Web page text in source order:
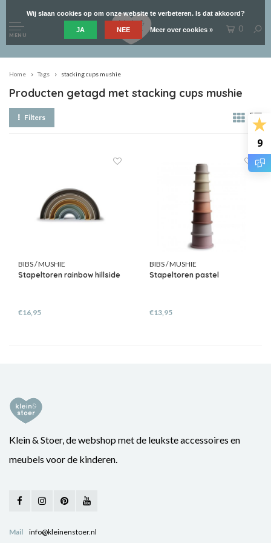
9
MENU
0
Home Tags stacking cups mushie
Producten getagd met stacking cups mushie
Filters
BIBS / MUSHIE
Stapeltoren rainbow hillside
€16,95
BIBS / MUSHIE
Stapeltoren pastel
€13,95
Klein & Stoer, de webshop met de leukste accessoires en
meubels voor de kinderen.
Mail info@kleinenstoer.nl
Wij slaan cookies op om onze website te verbeteren. Is dat akkoord?
JA NEE Meer over cookies »